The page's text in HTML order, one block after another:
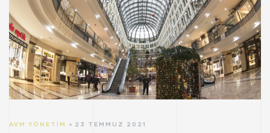
AVM YÖNETIM 23 TEMMUZ 2021